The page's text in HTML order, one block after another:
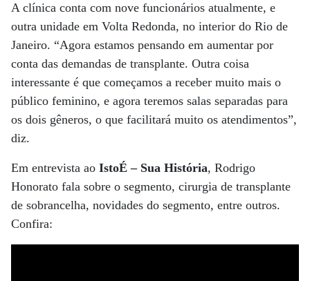
A clínica conta com nove funcionários atualmente, e
outra unidade em Volta Redonda, no interior do Rio de
Janeiro. “Agora estamos pensando em aumentar por
conta das demandas de transplante. Outra coisa
interessante é que começamos a receber muito mais o
público feminino, e agora teremos salas separadas para
os dois gêneros, o que facilitará muito os atendimentos”,
diz.
Em entrevista ao IstoÉ – Sua História, Rodrigo
Honorato fala sobre o segmento, cirurgia de transplante
de sobrancelha, novidades do segmento, entre outros.
Confira: